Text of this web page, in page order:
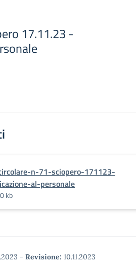
17.11.23 -
n-71-sciopero-171123-
al-personale
kb
- Revisione: 10.11.2023